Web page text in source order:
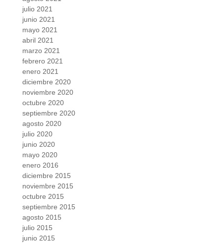
julio 2021
junio 2021
mayo 2021
abril 2021
marzo 2021
febrero 2021
enero 2021
diciembre 2020
noviembre 2020
octubre 2020
septiembre 2020
agosto 2020
julio 2020
junio 2020
mayo 2020
enero 2016
diciembre 2015
noviembre 2015
octubre 2015
septiembre 2015
agosto 2015
julio 2015
junio 2015